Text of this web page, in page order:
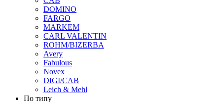
DOMINO
FARGO
MARKEM
CARL VALENTIN
ROHM/BIZERBA
Avery
Fabulous
Novex
DIGI/CAB
Leich & Mehl
По типу